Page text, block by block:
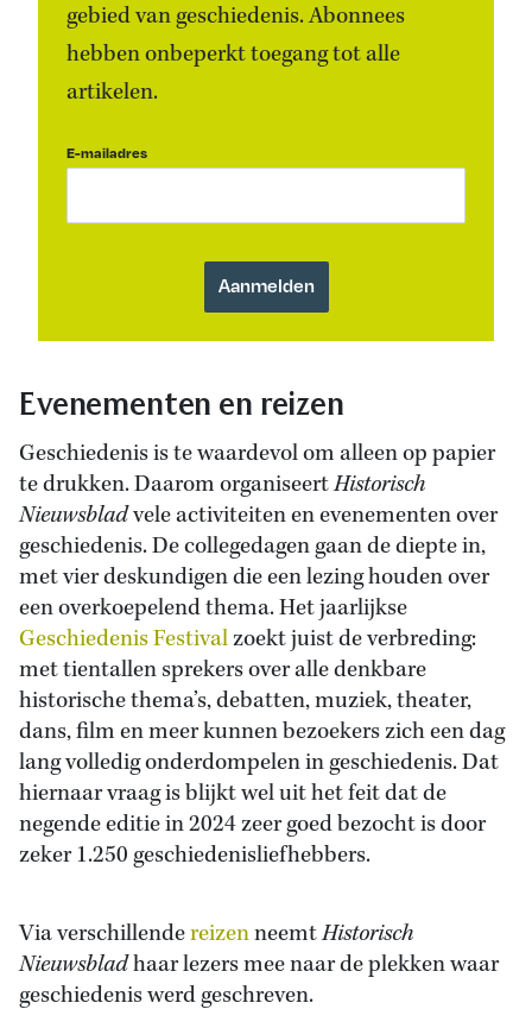
gebied van geschiedenis. Abonnees
hebben onbeperkt toegang tot alle
artikelen.
E-mailadres
Evenementen en reizen
Geschiedenis is te waardevol om alleen op papier
te drukken. Daarom organiseertHistorisch
Nieuwsbladvele activiteiten en evenementen over
geschiedenis. De collegedagen gaan de diepte in,
met vier deskundigen die een lezing houden over
een overkoepelend thema. Het jaarlijkse
Geschiedenis Festivalzoekt juist de verbreding:
met tientallen sprekers over alle denkbare
historische thema’s, debatten, muziek, theater,
dans, film en meer kunnen bezoekers zich een dag
lang volledig onderdompelen in geschiedenis. Dat
hiernaar vraag is blijkt wel uit het feit dat de
negende editie in 2024 zeer goed bezocht is door
zeker 1.250 geschiedenisliefhebbers.
Via verschillendereizenneemtHistorisch
Nieuwsbladhaar lezers mee naar de plekken waar
geschiedenis werd geschreven.